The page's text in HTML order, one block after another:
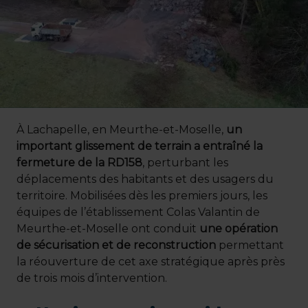
À Lachapelle, en Meurthe-et-Moselle, un
important glissement de terrain a entraîné la
fermeture de la RD158, perturbant les
déplacements des habitants et des usagers du
territoire. Mobilisées dès les premiers jours, les
équipes de l’établissement Colas Valantin de
Meurthe-et-Moselle ont conduit une opération
de sécurisation et de reconstruction permettant
la réouverture de cet axe stratégique après près
de trois mois d’intervention.